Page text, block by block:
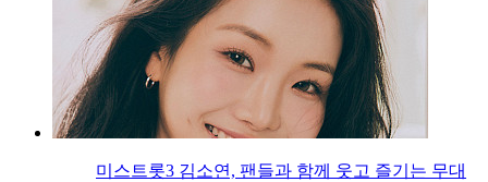
미스트롯3 김소연, 팬들과 함께 웃고 즐기는 무대